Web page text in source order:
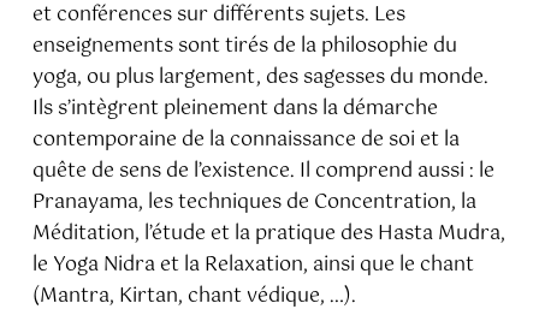
et conférences sur différents sujets. Les
enseignements sont tirés de la philosophie du
yoga, ou plus largement, des sagesses du monde.
Ils s’intègrent pleinement dans la démarche
contemporaine de la connaissance de soi et la
quête de sens de l’existence. Il comprend aussi : le
Pranayama, les techniques de Concentration, la
Méditation, l’étude et la pratique des Hasta Mudra,
le Yoga Nidra et la Relaxation, ainsi que le chant
(Mantra, Kirtan, chant védique, …).